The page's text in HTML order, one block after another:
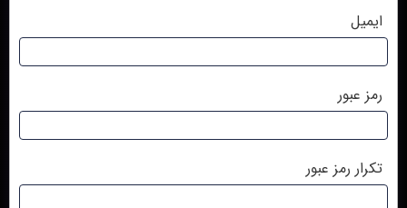
ایمیل
رمز عبور
تکرار رمز عبور